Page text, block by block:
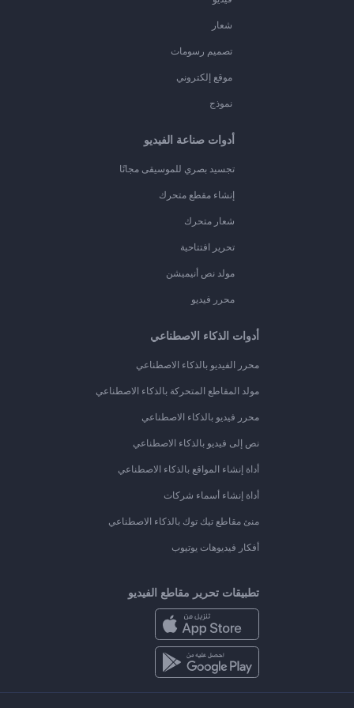
شعار
تصميم رسومات
موقع إلكتروني
نموذج
أدوات صناعة الفيديو
تجسيد بصري للموسيقى مجانًا
إنشاء مقطع متحرك
شعار متحرك
تحرير افتتاحية
مولد نص أنيميشن
محرر فيديو
أدوات الذكاء الاصطناعي
محرر الفيديو بالذكاء الاصطناعي
مولد المقاطع المتحركة بالذكاء الاصطناعي
محرر فيديو بالذكاء الاصطناعي
نص إلى فيديو بالذكاء الاصطناعي
أداة إنشاء المواقع بالذكاء الاصطناعي
أداة إنشاء أسماء شركات
منئ مقاطع تيك توك بالذكاء الاصطناعي
أفكار فيديوهات يوتيوب
تطبيقات تحرير مقاطع الفيديو